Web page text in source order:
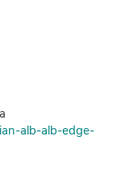
alb-alb-edge-